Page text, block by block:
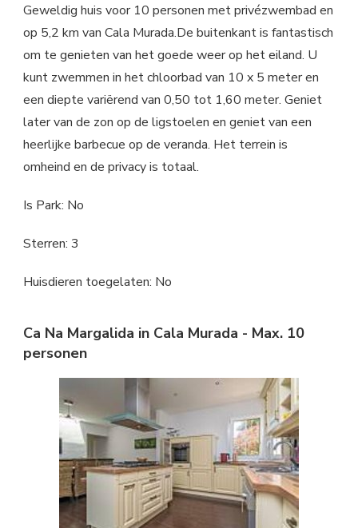
Geweldig huis voor 10 personen met privézwembad en
op 5,2 km van Cala Murada.De buitenkant is fantastisch
om te genieten van het goede weer op het eiland. U
kunt zwemmen in het chloorbad van 10 x 5 meter en
een diepte variërend van 0,50 tot 1,60 meter. Geniet
later van de zon op de ligstoelen en geniet van een
heerlijke barbecue op de veranda. Het terrein is
omheind en de privacy is totaal.
Is Park: No
Sterren: 3
Huisdieren toegelaten: No
Ca Na Margalida in Cala Murada - Max. 10
personen